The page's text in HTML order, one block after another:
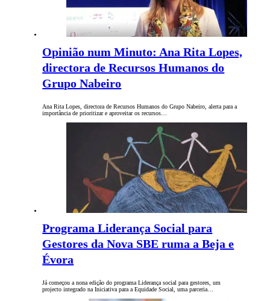
Opinião num Minuto: Ana Rita Lopes,
directora de Recursos Humanos do
Grupo Nabeiro
Ana Rita Lopes, directora de Recursos Humanos do Grupo Nabeiro, alerta para a
importância de prioritizar e aproveitar os recursos…
Programa Liderança Social para
Gestores da Nova SBE ruma a Beja e
Évora
Já começou a nona edição do programa Liderança social para gestores, um
projecto integrado na Iniciativa para a Equidade Social, uma parceria…